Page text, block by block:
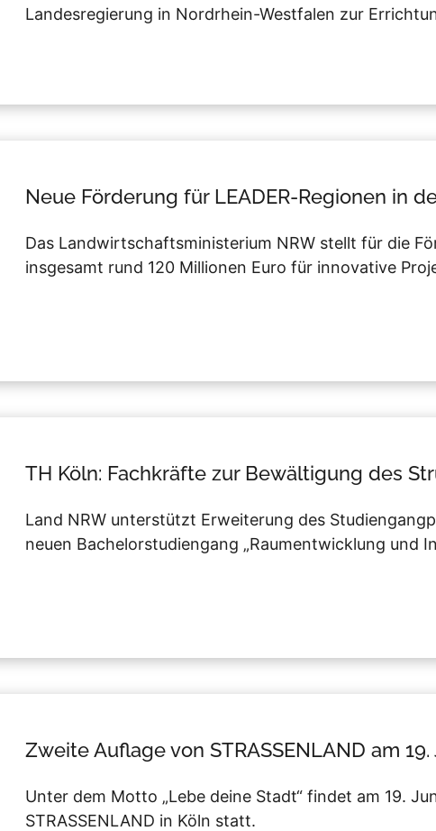
Landesregierung in Nordrhein-Westfalen zur
Neue Förderung für LEADER-Regionen in
Das Landwirtschaftsministerium NRW stellt für die
insgesamt rund 120 Millionen Euro für innovative
TH Köln: Fachkräfte zur Bewältigung des
Land NRW unterstützt Erweiterung des
neuen Bachelorstudiengang „Raumentwicklung und
Zweite Auflage von STRASSENLAND am
Unter dem Motto „Lebe deine Stadt“ findet am 19.
STRASSENLAND in Köln statt.